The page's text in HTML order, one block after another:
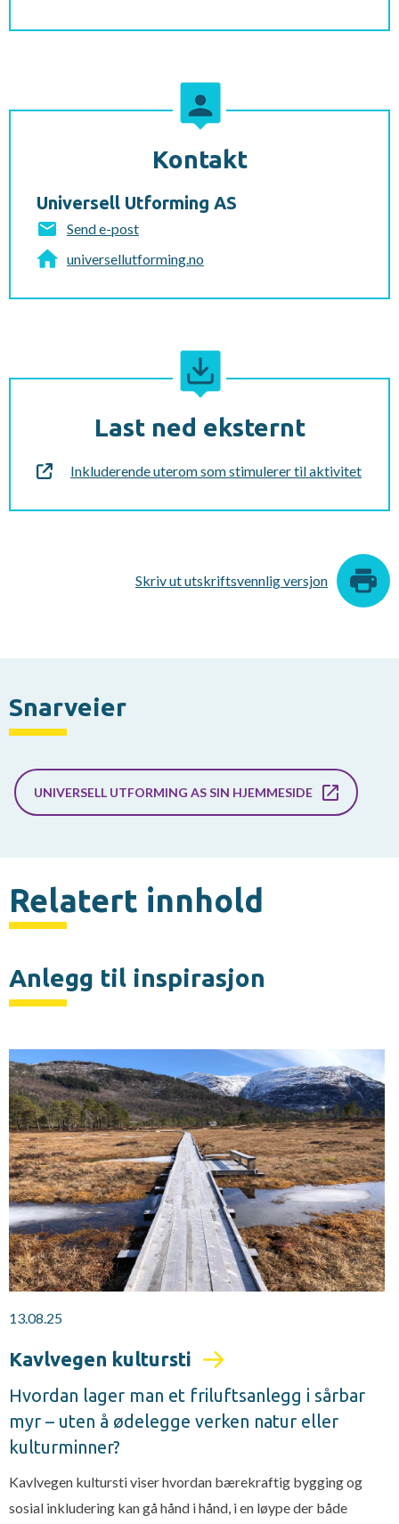
Kontakt
Universell Utforming AS
Send e-post
universellutforming.no
Last ned eksternt
Inkluderende uterom som stimulerer til aktivitet
Skriv ut utskriftsvennlig versjon
Snarveier
UNIVERSELL UTFORMING AS SIN HJEMMESIDE
Relatert innhold
Anlegg til inspirasjon
13.08.25
Kavlvegen kultursti
Hvordan lager man et friluftsanlegg i sårbar
myr – uten å ødelegge verken natur eller
kulturminner?
Kavlvegen kultursti viser hvordan bærekraftig bygging og
sosial inkludering kan gå hånd i hånd, i en løype der både